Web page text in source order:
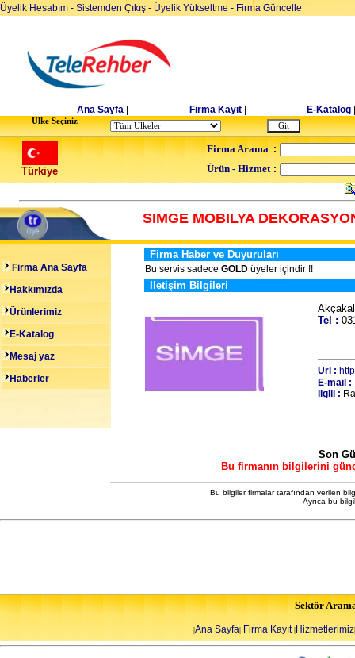
Üyelik Hesabım - Sistemden Çıkış - Üyelik Yükseltme - Firma Güncelle
Ana Sayfa Firma Kayıt E-Katalog
Ulke Seçiniz
Türkiye
Firma Arama :
Ürün - Hizmet :
SIMGE MOBILYA
Firma Ana Sayfa
Hakkımızda
Ürünlerimiz
E-Katalog
Mesaj yaz
Haberler
Firma Haber ve Duyuruları
Bu servis sadece GOLD üyeler içindir !!
Iletişim Bilgileri
Tel :
Url :
E-mail :
Ilgili :
Son
Bu firmanın bilgilerini
Bu bilgiler firmalar tarafından verilen
Ayrıca bu
Sektör
|Ana Sayfa| Firma Kayıt|Hizmetlerimiz|